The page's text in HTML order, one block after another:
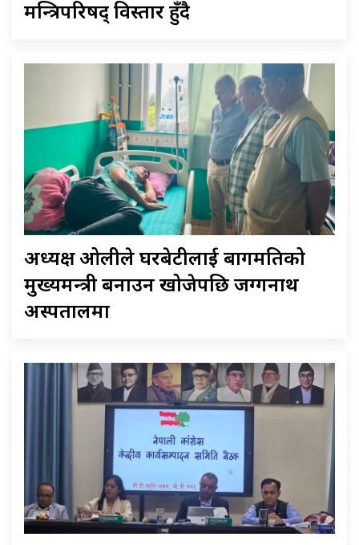
मन्त्रिपरिषद् विस्तार हुँदै
अध्यक्ष ओलीले घरबेटीलाई बागमतिको
मुख्यमन्त्री बनाउन खोजेपछि जग्गनाथ
अस्पतालमा